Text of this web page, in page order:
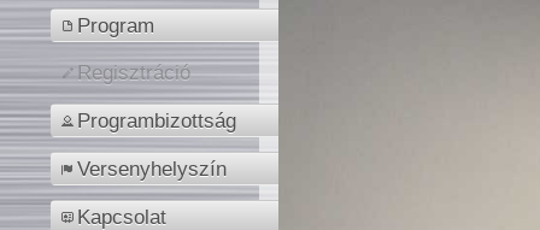
Program
Regisztráció
Programbizottság
Versenyhelyszín
Kapcsolat